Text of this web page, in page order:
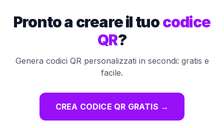
Pronto a creare il tuocodice
QR?
Genera codici QR personalizzati in secondi: gratis e
facile.
CREA CODICE QR GRATIS →